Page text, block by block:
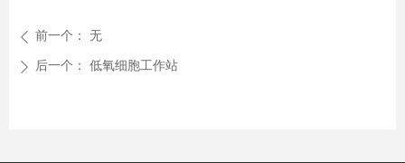
ꄴ 前一个： 无
ꄲ 后一个： 低氧细胞工作站